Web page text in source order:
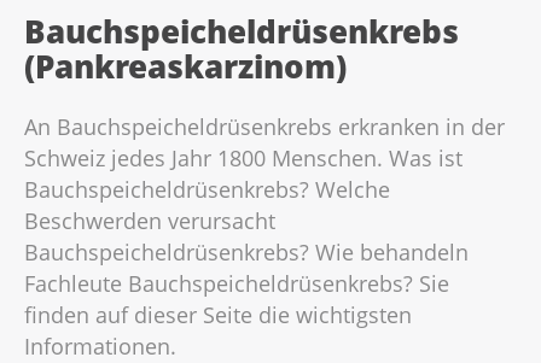
Bauchspeicheldrüsenkrebs
(Pankreaskarzinom)
An Bauchspeicheldrüsenkrebs erkranken in der
Schweiz jedes Jahr 1800 Menschen. Was ist
Bauchspeicheldrüsenkrebs? Welche
Beschwerden verursacht
Bauchspeicheldrüsenkrebs? Wie behandeln
Fachleute Bauchspeicheldrüsenkrebs? Sie
finden auf dieser Seite die wichtigsten
Informationen.